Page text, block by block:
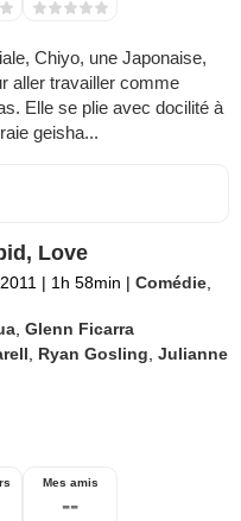
Chiyo, une Japonaise,
aller travailler comme
Elle se plie avec docilité à
geisha...
Love
| 1h 58min | Comédie
,Glenn Ficarra
Ryan Gosling ,Julianne
Mes amis
--